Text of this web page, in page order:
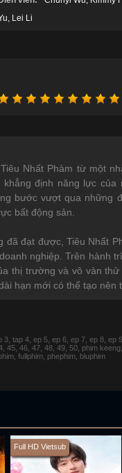
Lei Li
Nhất Phàm từ một
định năng lực của
bước vượt qua những
bất động sản.
đạt được, Tiêu Nhất
nghiệp. Trên hành
thị trường và vô vàn
hạn mới có thể tạo nên
tap 4, ep 5, ep 6, ep 7, ep 8, ep
46, 47, 48, 49, 50, phim
fullphim, phephim, bluphim
Full HD Vietsub